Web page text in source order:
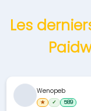
Les
Wenopeb
★ ✓ 589